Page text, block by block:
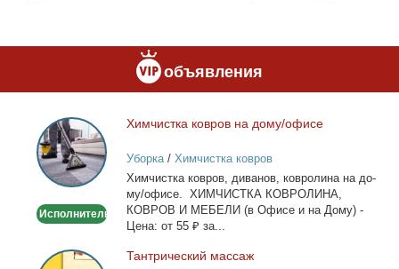
объявления
Химчистка
ковров
на
дому/
Исполнитель
Хим­чист­ка ков­ров на до­му/офи­се
Уборка/ Химчистка ковров
Хим­чист­ка ков­ров, ди­ва­нов, ков­ро­ли­на на до­
му/офи­се. ХИМЧИСТКА КОВРОЛИНА,
КОВРОВ И МЕБЕЛИ (в Офи­се и на До­му) -
Це­на: от 55 ₽ за...
Тантрический
Тан­три­че­ский мас­саж